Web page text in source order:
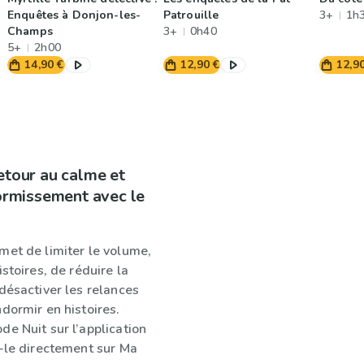
Enquêtes à Donjon-les-
Champs
5+
2h00
14,90 €
Patrouille
3+
0h40
12,90 €
3+
au calme et
avec le
de limiter le volume,
de réduire la
les relances
en histoires.
Nuit sur l’application
directement sur Ma